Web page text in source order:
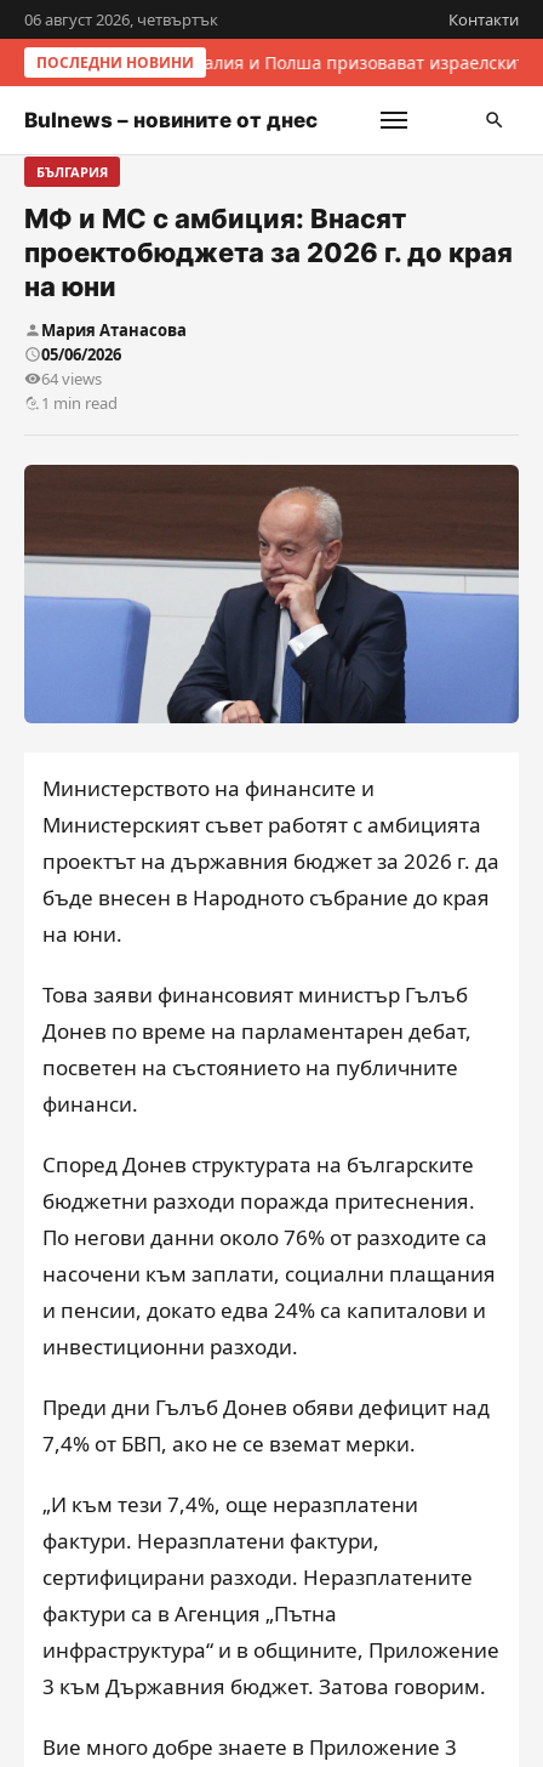
06 август 2026, четвъртък Контакти
ПОСЛЕДНИ НОВИНИИталия и Полша призовават
Bulnews – новините от днес
БЪЛГАРИЯ
МФ и МС с амбиция: Внасят
проектобюджета за 2026 г. до края
на юни
Мария Атанасова
05/06/2026
64 views
1 min read
Министерството на финансите и
Министерският съвет работят с амбицията
проектът на държавния бюджет за 2026 г. да
бъде внесен в Народното събрание до края
на юни.
Това заяви финансовият министър Гълъб
Донев по време на парламентарен дебат,
посветен на състоянието на публичните
финанси.
Според Донев структурата на българските
бюджетни разходи поражда притеснения.
По негови данни около 76% от разходите са
насочени към заплати, социални плащания
и пенсии, докато едва 24% са капиталови и
инвестиционни разходи.
Преди дни Гълъб Донев обяви дефицит над
7,4% от БВП, ако не се вземат мерки.
„И към тези 7,4%, още неразплатени
фактури. Неразплатени фактури,
сертифицирани разходи. Неразплатените
фактури са в Агенция „Пътна
инфраструктура“ и в общините, Приложение
3 към Държавния бюджет. Затова говорим.
Вие много добре знаете в Приложение 3